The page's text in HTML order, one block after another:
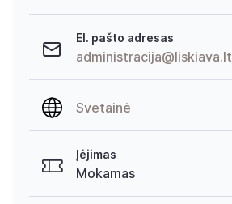
El. pašto adresas
administracija@liskiava.lt
Svetainė
Įėjimas
Mokamas